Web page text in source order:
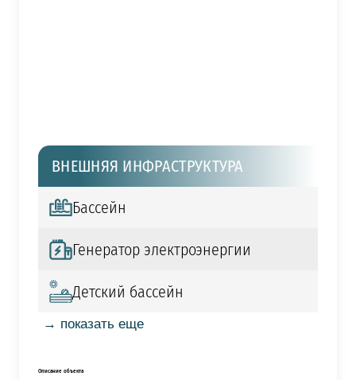
ВНЕШНЯЯ ИНФРАСТРУКТУРА
Бассейн
Генератор электроэнергии
Детский бассейн
→ показать еще
Описание объекта